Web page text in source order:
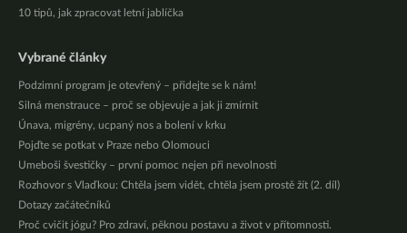
10 tipů, jak zpracovat letní jablíčka
Vybrané články
Podzimní program je otevřený – přidejte se k nám!
Silná menstrauce – proč se objevuje a jak ji zmírnit
Únava, migrény, ucpaný nos a bolení v krku
Pojďte se potkat v Praze nebo Olomouci
Umeboši švestičky – první pomoc nejen při nevolnosti
Rozhovor s Vlaďkou: Chtěla jsem vidět, chtěla jsem prostě žít (2. díl)
Dotazy začátečníků
Proč cvičit jógu? Pro zdraví, pěknou postavu a život v přítomnosti.